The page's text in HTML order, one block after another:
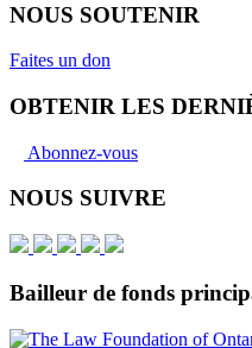
NOUS SOUTENIR
Faites un don
OBTENIR LES
Abonnez-vous
NOUS SUIVRE
Bailleur de fonds